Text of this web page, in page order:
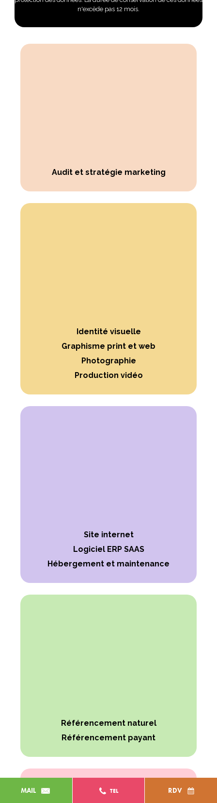
MAIL TEL RDV
n'excède pas 12 mois.
Audit et stratégie marketing
Identité visuelle
Graphisme print et web
Photographie
Production vidéo
Site internet
Logiciel ERP SAAS
Hébergement et maintenance
Référencement naturel
Référencement payant